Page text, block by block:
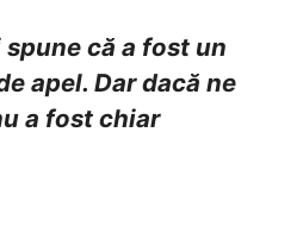
spune că a fost un
apel. Dar dacă ne
a fost chiar